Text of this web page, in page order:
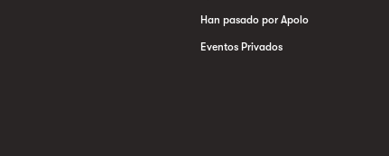
Han pasado por Apolo
Eventos Privados